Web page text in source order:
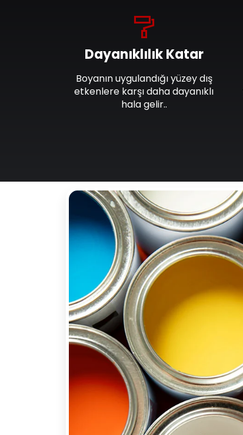
Dayanıklılık Katar
Boyanın uygulandığı yüzey dış
etkenlere karşı daha dayanıklı
hala gelir..